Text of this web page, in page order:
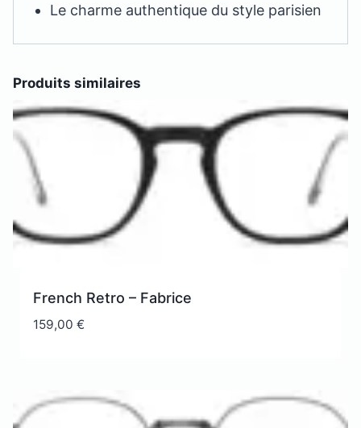
Le charme authentique du style parisien
Produits similaires
French Retro – Fabrice
159,00€